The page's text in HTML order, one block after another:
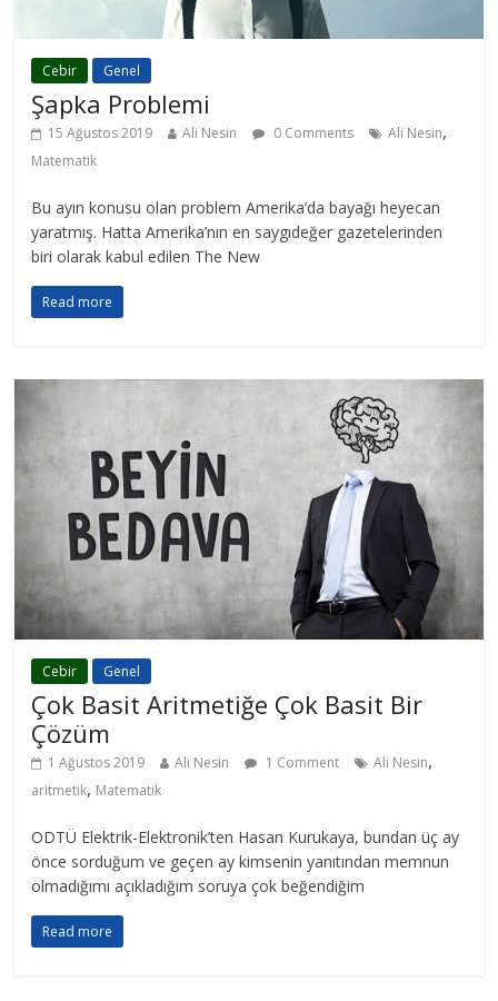
Cebir Genel
Şapka Problemi
15 Ağustos 2019 Ali Nesin 0 Comments Ali Nesin,
Matematik
Bu ayın konusu olan problem Amerika’da bayağı heyecan
yaratmış. Hatta Amerika’nın en saygıdeğer gazetelerinden
biri olarak kabul edilen The New
Read more
Cebir Genel
Çok Basit Aritmetiğe Çok Basit Bir
Çözüm
1 Ağustos 2019 Ali Nesin 1 Comment Ali Nesin,
aritmetik, Matematik
ODTÜ Elektrik-Elektronik’ten Hasan Kurukaya, bundan üç ay
önce sorduğum ve geçen ay kimsenin yanıtından memnun
olmadığımı açıkladığım soruya çok beğendiğim
Read more